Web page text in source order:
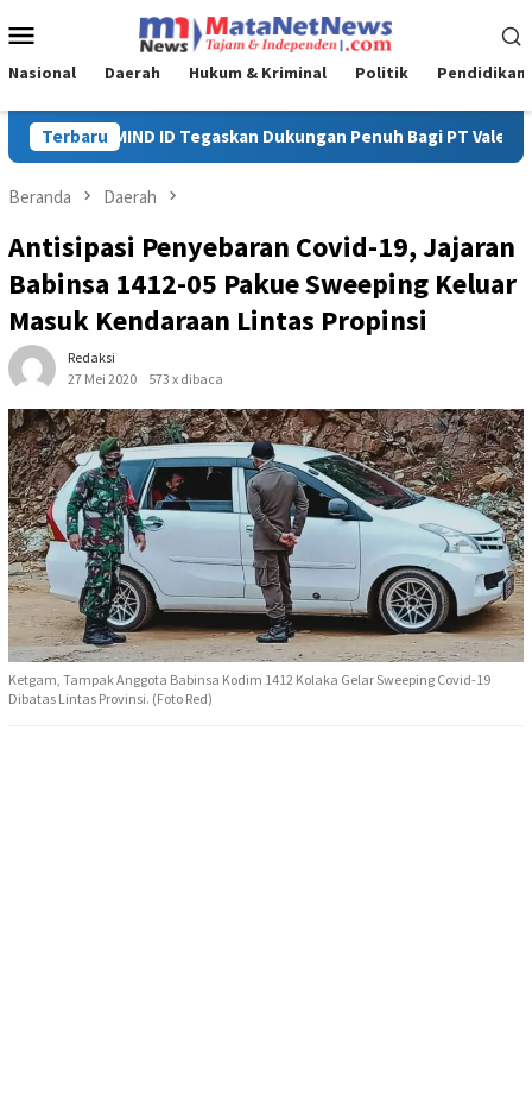
ke
Mobile
Nasional Daerah Hukum & Kriminal Politik Pendidikan
Terbaru
Bagi PT Vale di Pomalaa, Perkuat Kepastian Investasi dan
Beranda Daerah
Antisipasi Penyebaran Covid-19, Jajaran
Babinsa 1412-05 Pakue Sweeping Keluar
Masuk Kendaraan Lintas Propinsi
Redaksi
27 Mei 2020
573 x dibaca
Ketgam, Tampak Anggota Babinsa Kodim 1412 Kolaka Gelar Sweeping Covid-19
Dibatas Lintas Provinsi. (Foto Red)